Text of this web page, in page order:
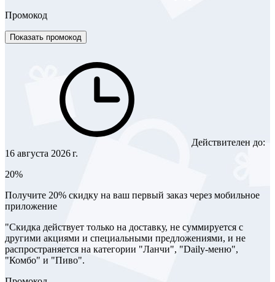
Промокод
Показать промокод
Действителен до:
16 августа 2026 г.
20%
Получите 20% скидку на ваш первый заказ через мобильное
приложение
"Скидка действует только на доставку, не суммируется с
другими акциями и специальными предложениями, и не
распространяется на категории "Ланчи", "Daily-меню",
"Комбо" и "Пиво".